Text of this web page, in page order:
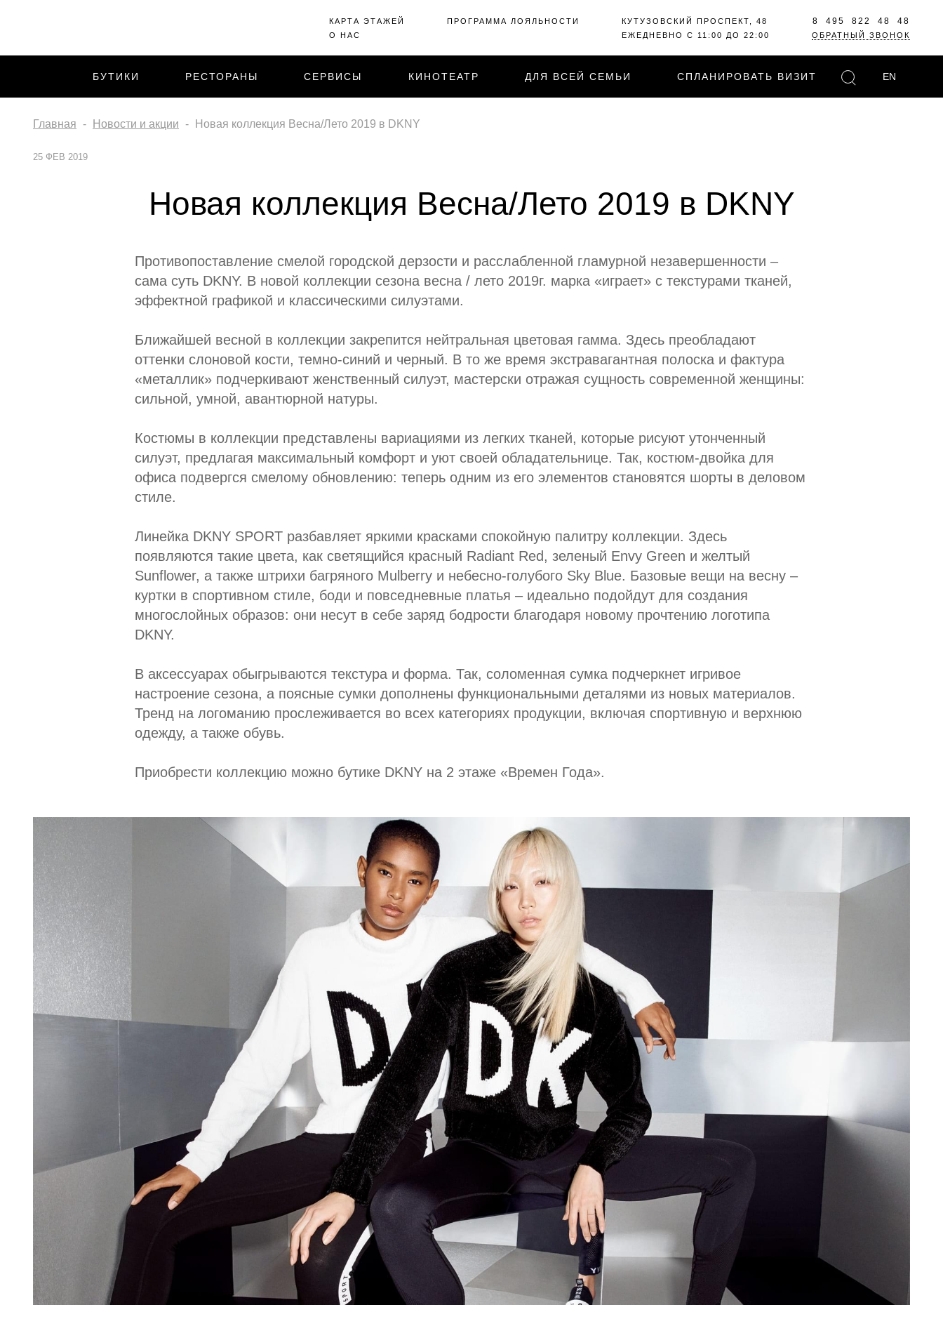
КАРТА ЭТАЖЕЙ
О НАС
ПРОГРАММА ЛОЯЛЬНОСТИ
КУТУЗОВСКИЙ ПРОСПЕКТ, 48
ЕЖЕДНЕВНО С 11:00 ДО 22:00
8 495 822 48 48
ОБРАТНЫЙ ЗВОНОК
БУТИКИ РЕСТОРАНЫ СЕРВИСЫ КИНОТЕАТР ДЛЯ ВСЕЙ СЕМЬИ СПЛАНИРОВАТЬ ВИЗИТ EN
Главная Новости и акции Новая коллекция Весна/Лето 2019 в DKNY
25 ФЕВ 2019
Новая коллекция Весна/Лето 2019 в DKNY
Противопоставление смелой городской дерзости и расслабленной гламурной незавершенности –
сама суть DKNY. В новой коллекции сезона весна / лето 2019г. марка «играет» с текстурами тканей,
эффектной графикой и классическими силуэтами.
Ближайшей весной в коллекции закрепится нейтральная цветовая гамма. Здесь преобладают
оттенки слоновой кости, темно-синий и черный. В то же время экстравагантная полоска и фактура
«металлик» подчеркивают женственный силуэт, мастерски отражая сущность современной женщины:
сильной, умной, авантюрной натуры.
Костюмы в коллекции представлены вариациями из легких тканей, которые рисуют утонченный
силуэт, предлагая максимальный комфорт и уют своей обладательнице. Так, костюм-двойка для
офиса подвергся смелому обновлению: теперь одним из его элементов становятся шорты в деловом
стиле.
Линейка DKNY SPORT разбавляет яркими красками спокойную палитру коллекции. Здесь
появляются такие цвета, как светящийся красный Radiant Red, зеленый Envy Green и желтый
Sunflower, а также штрихи багряного Mulberry и небесно-голубого Sky Blue. Базовые вещи на весну –
куртки в спортивном стиле, боди и повседневные платья – идеально подойдут для создания
многослойных образов: они несут в себе заряд бодрости благодаря новому прочтению логотипа
DKNY.
В аксессуарах обыгрываются текстура и форма. Так, соломенная сумка подчеркнет игривое
настроение сезона, а поясные сумки дополнены функциональными деталями из новых материалов.
Тренд на логоманию прослеживается во всех категориях продукции, включая спортивную и верхнюю
одежду, а также обувь.
Приобрести коллекцию можно бутике DKNY на 2 этаже «Времен Года».